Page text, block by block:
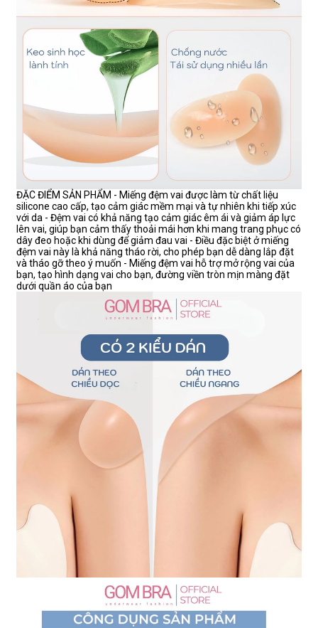
ĐẶC ĐIỂM SẢN PHẨM - Miếng đệm vai được làm từ chất liệu
silicone cao cấp, tạo cảm giác mềm mại và tự nhiên khi tiếp xúc
với da - Đệm vai có khả năng tạo cảm giác êm ái và giảm áp lực
lên vai, giúp bạn cảm thấy thoải mái hơn khi mang trang phục có
dây đeo hoặc khi dùng để giảm đau vai - Điều đặc biệt ở miếng
đệm vai này là khả năng tháo rời, cho phép bạn dễ dàng lắp đặt
và tháo gỡ theo ý muốn - Miếng đệm vai hỗ trợ mở rộng vai của
bạn, tạo hình dạng vai cho bạn, đường viền tròn mịn màng đặt
dưới quần áo của bạn